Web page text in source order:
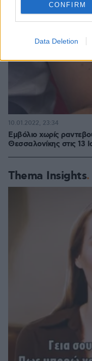
CONFIRM
Data Deletion
Εμβόλιο χωρίς
Θεσσαλονίκης στις 13
10.01.2022, 23:34
Thema Insights